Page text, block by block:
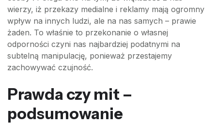
wierzy, iż przekazy medialne i reklamy mają ogromny
wpływ na innych ludzi, ale na nas samych – prawie
żaden. To właśnie to przekonanie o własnej
odporności czyni nas najbardziej podatnymi na
subtelną manipulację, ponieważ przestajemy
zachowywać czujność.
Prawda czy mit –
podsumowanie